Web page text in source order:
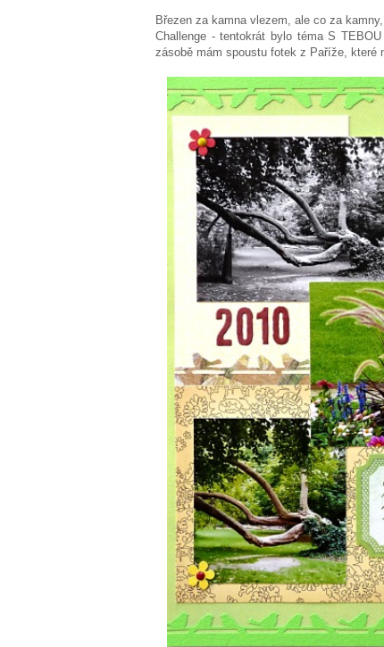
Březen za kamna vlezem, ale co za
Challenge - tentokrát bylo téma S
zásobě mám spoustu fotek z Paříže, které